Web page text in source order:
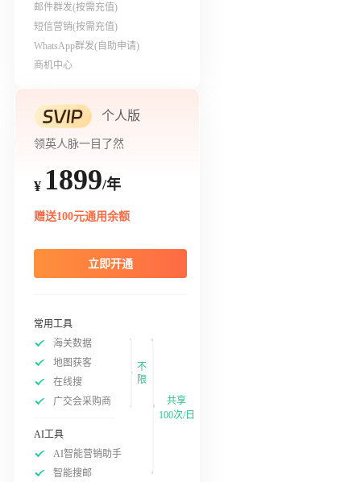
邮件群发(按需充值)
短信营销(按需充值)
WhatsApp群发(自助申请)
商机中心
个人版
领英人脉一目了然
¥ 1899/年
赠送100元通用余额
立即开通
常用工具
海关数据
地图获客
在线搜
广交会采购商
不
限
AI工具
AI智能营销助手
智能搜邮
共享
100次/日